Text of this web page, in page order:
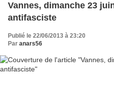
Vannes, dimanche 23
antifasciste
Publié le 22/06/2013 à 23:20
Par anars56